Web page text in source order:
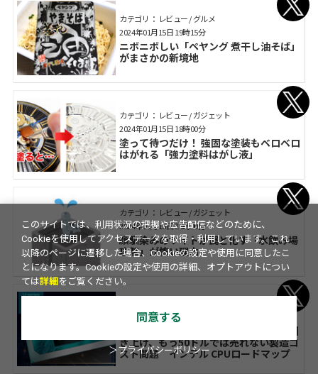
カテゴリ： レビュー / グルメ
ニボニボしい「ペヤング 煮干し油そば」
がまさかの新境地
2024年01月15日 19時15分
カテゴリ： レビュー / ガジェット
塗って待つだけ！ 強固な塗装もベロベロ
はがれる「強力塗料はがし液」
2024年01月15日 18時00分
カテゴリ： レビュー / ガジェット
顔馴染みのサイトが罠と化す「水飲み場
攻撃」が怖い理由
2024年01月15日 18時00分
インテルがCPUの最低価格を82ドルに引
き上げ、もう50ドルでは売れない製造コ
スト問題 インテル CPUロードマップ
2024年01月15日 12時00分
このサイトでは、利用状況の把握や広告配信などのために、
Cookieを使用してアクセスデータを取得・利用しています。これ
以降のページに遷移した場合、Cookieの設定や使用に同意したこ
とになります。Cookieの設定や使用の詳細、オプトアウトについ
ては詳細 をご覧ください。
同意する
＞プライバシーポリシー